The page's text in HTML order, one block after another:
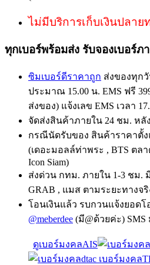
ไม่มีบริการเก็บเงินปลาย
ทุกเบอร์พร้อมส่ง รับจองเบอร์ภ
ซิมเบอร์ดีราคาถูก ส่งของทุก
ประมาณ 15.00 น. EMS ฟรี
ส่งของ) แจ้งเลข EMS เวลา
จัดส่งสินค้าภายใน 24 ชม. หลั
กรณีนัดรับของ สินค้าราคาตั้ง
(เดอะมอลล์ท่าพระ , BTS ตล
Icon Siam)
ส่งด่วน กทม. ภายใน 1-3 ชม.
GRAB , แมส ตามระยะทางจริ
โอนเงินแล้ว รบกวนแจ้งยอดโ
@meberdee (มี@ด้วยค่ะ) SMS
ดูเบอร์มงคลAIS
เบอร์มงคล